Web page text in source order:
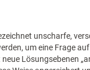
unscharfe,
um eine Frage
Lösungsebenen